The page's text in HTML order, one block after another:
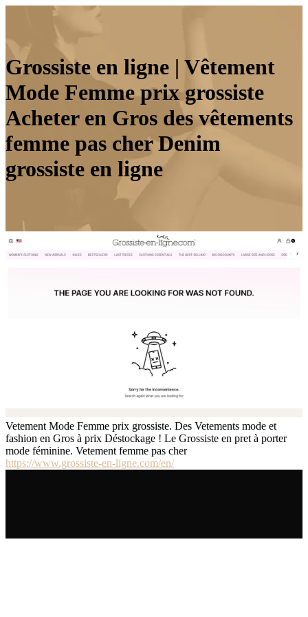
Grossiste en ligne | Vêtement
Mode Femme prix grossiste
Acheter en Gros des vêtements
femme pas cher Denim
grossiste en ligne
Vetement Mode Femme prix grossiste. Des Vetements mode et
fashion en Gros à prix Déstockage ! Le Grossiste en pret à porter
mode féminine. Vetement femme pas cher
https://www.grossiste-en-ligne.com/en/